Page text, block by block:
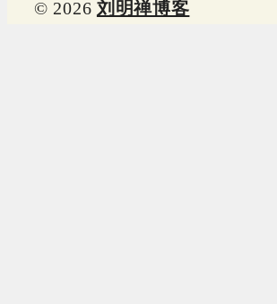
© 2026 刘明禅博客